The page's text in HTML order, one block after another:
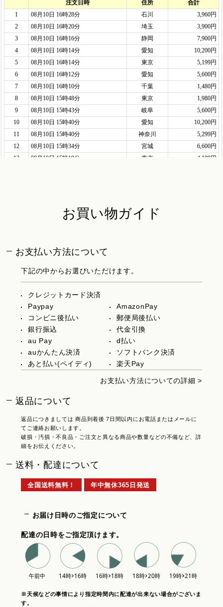
お買い物ガイド
お支払い方法について
下記の中からお選びいただけます。
クレジットカード決済
Paypay
AmazonPay
コンビニ後払い
郵便局後払い
銀行振込
代金引換
au Pay
d払い
auかんたん決済
ソフトバンク決済
あと払い(ペイディ)
楽天Pay
お支払い方法についての詳細 >
返品について
返品につきましては 商品到着後 7日間以内にお電話またはメールに
てご連絡お願いします。
破損・汚損・不良品・ご注文と異なる商品や数量などの不備など、詳
細をお伝えください。
送料・配達について
全国送料無料！ 年中無休365日発送
お届け日時のご指定について
配達の日時をご指定頂けます。
※天候などの事情により指定時間内に配達が出来ない場合がございま
す。